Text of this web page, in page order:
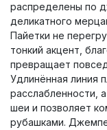
распределены по
деликатного
Пайетки не
тонкий акцент,
превращает
Удлинённая линия
расслабленности,
шеи и позволяет
рубашками.